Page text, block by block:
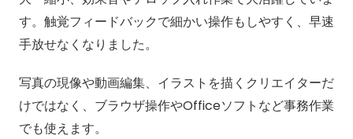
す。触覚フィードバックで細かい操作もしやすく、早速
手放せなくなりました。
写真の現像や動画編集、イラストを描くクリエイターだ
けではなく、ブラウザ操作やOfficeソフトなど事務作業
でも使えます。